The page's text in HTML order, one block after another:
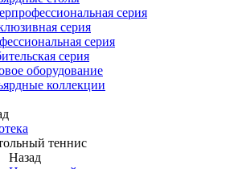
серия
серия
серия
серия
оборудование
коллекции
теннис
Назад